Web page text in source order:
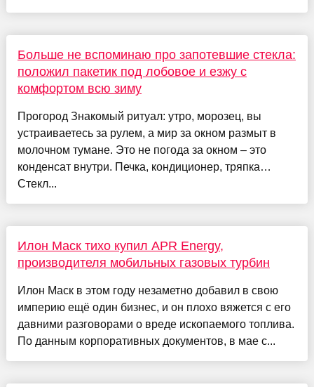
Больше не вспоминаю про запотевшие стекла:
положил пакетик под лобовое и езжу с
комфортом всю зиму
Прогород Знакомый ритуал: утро, морозец, вы
устраиваетесь за рулем, а мир за окном размыт в
молочном тумане. Это не погода за окном – это
конденсат внутри. Печка, кондиционер, тряпка…
Стекл...
Илон Маск тихо купил APR Energy,
производителя мобильных газовых турбин
Илон Маск в этом году незаметно добавил в свою
империю ещё один бизнес, и он плохо вяжется с его
давними разговорами о вреде ископаемого топлива.
По данным корпоративных документов, в мае с...